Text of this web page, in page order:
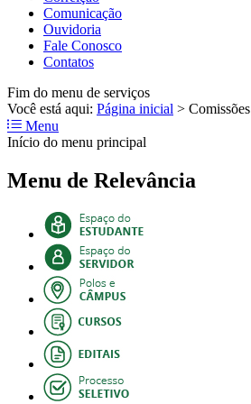
Comunicação
Ouvidoria
Fale Conosco
Contatos
Fim do menu de serviços
Você está aqui: Página inicial > Comissões
Menu
Início do menu principal
Menu de Relevância